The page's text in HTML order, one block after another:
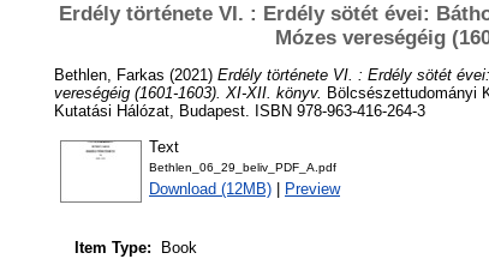
Erdély története VI. : Erdély sötét évei:
Mózes vereségéig
Bethlen, Farkas (2021) Erdély története VI. : Erdély sötét
vereségéig (1601-1603). XI-XII. könyv. Bölcsészettudományi
Kutatási Hálózat, Budapest. ISBN 978-963-416-264-3
Text
Bethlen_06_29_beliv_PDF_A.pdf
Download (12MB) Preview
Item Type:
Book